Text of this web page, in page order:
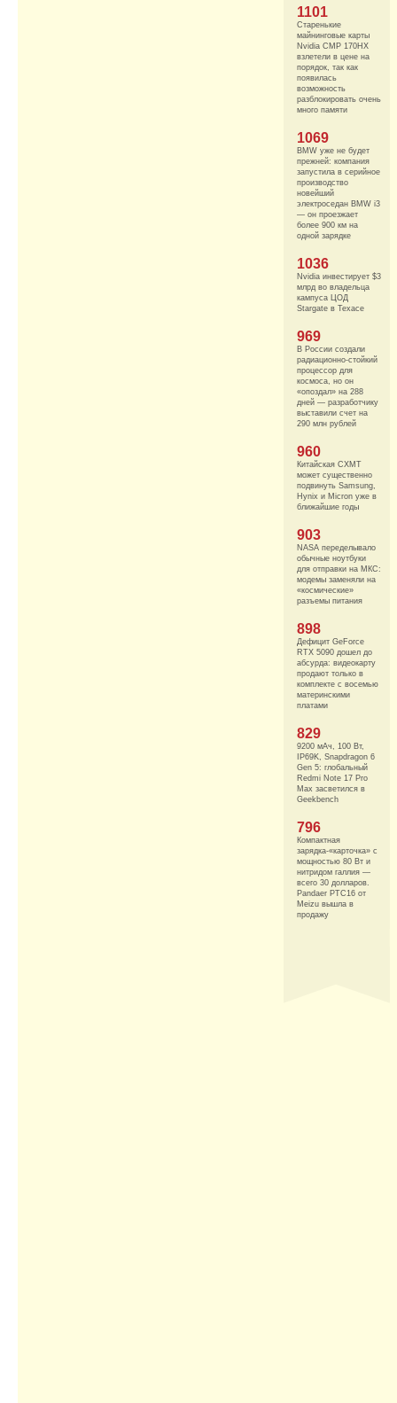
1101
Старенькие
майнинговые карты
Nvidia CMP 170HX
взлетели в цене на
порядок, так как
появилась
возможность
разблокировать очень
много памяти
1069
BMW уже не будет
прежней: компания
запустила в серийное
производство
новейший
электроседан BMW i3
— он проезжает
более 900 км на
одной зарядке
1036
Nvidia инвестирует $3
млрд во владельца
кампуса ЦОД
Stargate в Техасе
969
В России создали
радиационно-стойкий
процессор для
космоса, но он
«опоздал» на 288
дней — разработчику
выставили счет на
290 млн рублей
960
Китайская CXMT
может существенно
подвинуть Samsung,
Hynix и Micron уже в
ближайшие годы
903
NASA переделывало
обычные ноутбуки
для отправки на МКС:
модемы заменяли на
«космические»
разъемы питания
898
Дефицит GeForce
RTX 5090 дошел до
абсурда: видеокарту
продают только в
комплекте с восемью
материнскими
платами
829
9200 мАч, 100 Вт,
IP69K, Snapdragon 6
Gen 5: глобальный
Redmi Note 17 Pro
Max засветился в
Geekbench
796
Компактная
зарядка-«карточка» с
мощностью 80 Вт и
нитридом галлия —
всего 30 долларов.
Pandaer PTC16 от
Meizu вышла в
продажу